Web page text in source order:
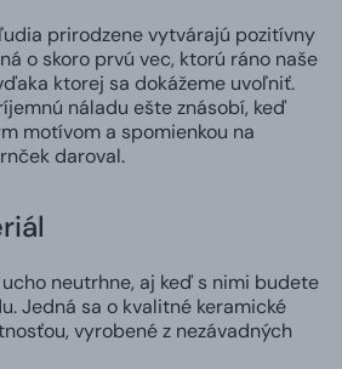
prirodzene vytvárajú pozitívny
o skoro prvú vec, ktorú ráno naše
ktorej sa dokážeme uvoľniť.
náladu ešte znásobí, keď
motívom a spomienkou na
daroval.
neutrhne, aj keď s nimi budete
Jedná sa o kvalitné keramické
vyrobené z nezávadných